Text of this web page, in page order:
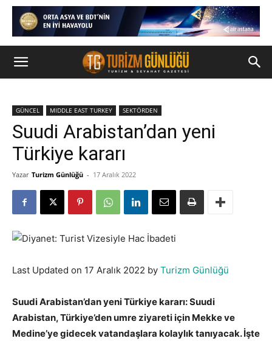
GÜNCEL MIDDLE EAST TURKEY SEKTÖRDEN
Suudi Arabistan’dan yeni
Türkiye kararı
Yazar Turizm Günlüğü - 17 Aralık 2022
Last Updated on 17 Aralık 2022 by Turizm Günlüğü
Suudi Arabistan’dan yeni Türkiye kararı: Suudi
Arabistan, Türkiye’den umre ziyareti için Mekke ve
Medine’ye gidecek vatandaşlara kolaylık tanıyacak. İşte